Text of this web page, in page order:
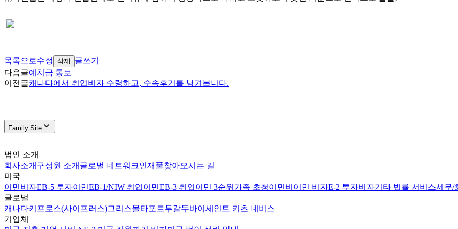
목록으로수정 삭제
글쓰기
다음글예치금 통보
이전글캐나다에서 취업비자 수령하고, 수속후기를 남겨봅니다.
Family Site
법인 소개
회사소개 구성원 소개 글로벌 네트워크인재풀찾아오시는 길
미국
이민비자EB-5 투자이민EB-1/NIW 취업이민EB-3 취업이민 3순위 가족 초청이민비이민 비자E-2 투자비자기타 법률 서비스세무/
글로벌
캐나다키프로스(사이프러스)그리스몰타포르투갈두바이 세인트 키츠 네비스
기업체